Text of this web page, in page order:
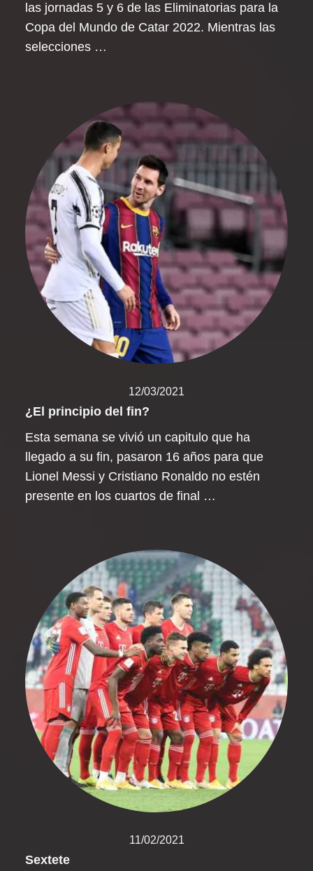
las jornadas 5 y 6 de las Eliminatorias para la
Copa del Mundo de Catar 2022. Mientras las
selecciones …
12/03/2021
¿El principio del fin?
Esta semana se vivió un capitulo que ha
llegado a su fin, pasaron 16 años para que
Lionel Messi y Cristiano Ronaldo no estén
presente en los cuartos de final …
11/02/2021
Sextete